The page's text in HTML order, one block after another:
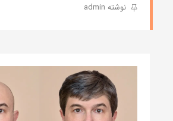
نوشته admin